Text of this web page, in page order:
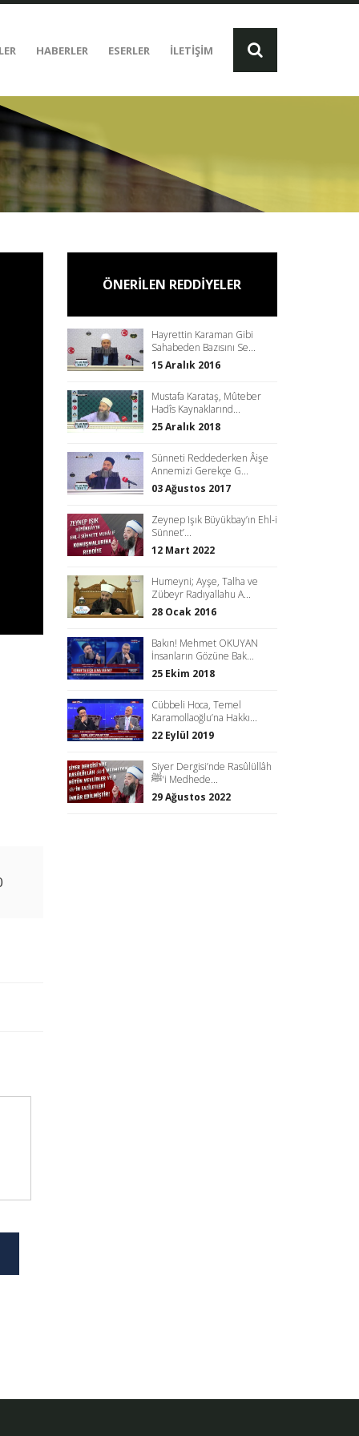
HABERLER ESERLER İLETİŞİM
ÖNERİLEN REDDİYELER
Hayrettin Karaman Gibi
Sahabeden Bazısını Se...
15 Aralık 2016
Mustafa Karataş, Mûteber
Hadîs Kaynaklarınd...
25 Aralık 2018
Sünneti Reddederken Âişe
Annemizi Gerekçe G...
03 Ağustos 2017
Zeynep Işık Büyükbay’ın Ehl-i
Sünnet’...
12 Mart 2022
Humeyni; Ayşe, Talha ve
Zübeyr Radıyallahu A...
28 Ocak 2016
Bakın! Mehmet OKUYAN
İnsanların Gözüne Bak...
25 Ekim 2018
Cübbeli Hoca, Temel
Karamollaoğlu’na Hakkı...
22 Eylül 2019
Siyer Dergisi’nde Rasûlüllâh
ﷺ'i Medhede...
29 Ağustos 2022